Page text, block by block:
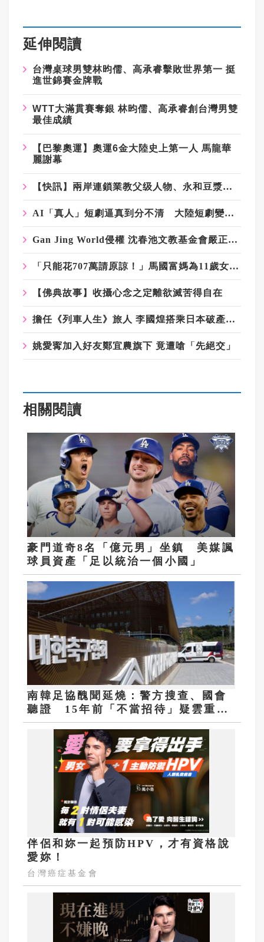
延伸閱讀
台灣桌球男雙林昀儒、高承睿擊敗世界第一 挺
進世錦賽金牌戰
WTT大滿貫賽奪銀 林昀儒、高承睿創台灣男雙
最佳成績
【巴黎奧運】奧運6金大陸史上第一人 馬龍華
麗謝幕
【快訊】兩岸連鎖業教父级人物、永和豆漿創辦人林炳生食道癌病逝 享年70歲
AI「真人」短劇逼真到分不清 大陸短劇變天 產業加速洗牌
Gan Jing World侵權 沈春池文教基金會嚴正譴責
「只能花707萬請原諒！」馬國富媽為11歲女兒慶生送車送勞力士掀熱議
【佛典故事】收攝心念之定離欲滅苦得自在
擔任《列車人生》旅人 李國煌搭乘日本破產鐵道憶「還債血淚史」
姚愛寗加入好友鄭宜農旗下 竟遭嗆「先絕交」
相關閱讀
豪門道奇8名「億元男」坐鎮 美媒諷
球員資產「足以統治一個小國」
南韓足協醜聞延燒：警方搜查、國會
聽證 15年前「不當招待」疑雲重見
天日
伴侶和妳一起預防HPV，才有資格說
愛妳！
台灣癌症基金會